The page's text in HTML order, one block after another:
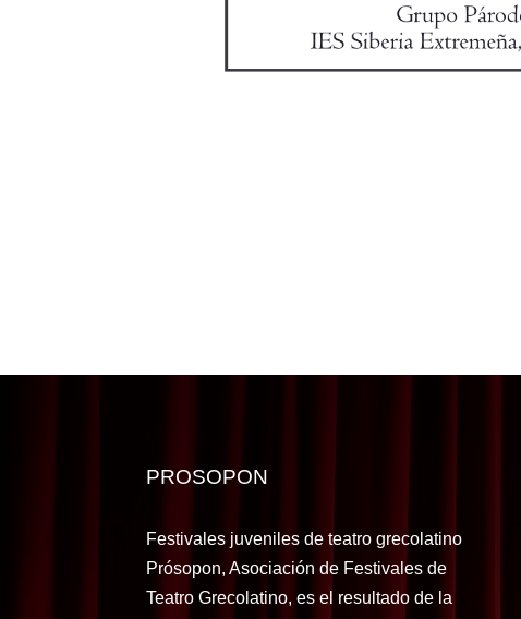
PROSOPON
Festivales juveniles de teatro grecolatino
Prósopon, Asociación de Festivales de
Teatro Grecolatino, es el resultado de la